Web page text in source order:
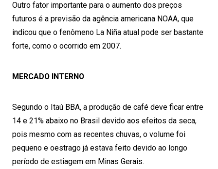
Outro fator importante para o aumento dos preços
futuros é a previsão da agência americana NOAA, que
indicou que o fenômeno La Niña atual pode ser bastante
forte, como o ocorrido em 2007.
MERCADO INTERNO
Segundo o Itaú BBA, a produção de café deve ficar entre
14 e 21% abaixo no Brasil devido aos efeitos da seca,
pois mesmo com as recentes chuvas, o volume foi
pequeno e oestrago já estava feito devido ao longo
período de estiagem em Minas Gerais.